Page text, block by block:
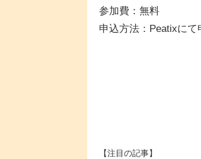
参加費：無料
申込方法：Peatixにて
【注目の記事】